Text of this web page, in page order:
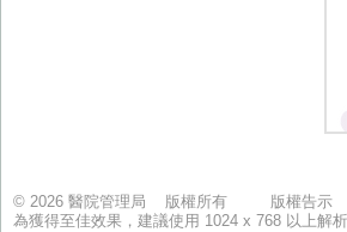
© 2026 醫院管理局 版權所有 版權告示
為獲得至佳效果，建議使用 1024 x 768 以上解